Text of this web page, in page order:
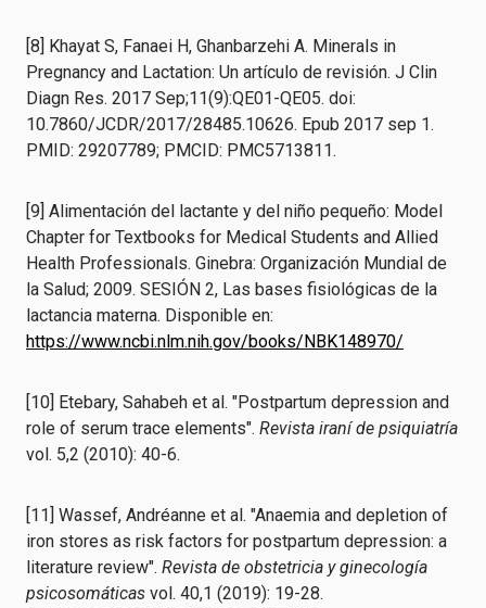
[8] Khayat S, Fanaei H, Ghanbarzehi A. Minerals in
Pregnancy and Lactation: Un artículo de revisión. J Clin
Diagn Res. 2017 Sep;11(9):QE01-QE05. doi:
10.7860/JCDR/2017/28485.10626. Epub 2017 sep 1.
PMID: 29207789; PMCID: PMC5713811.
[9] Alimentación del lactante y del niño pequeño: Model
Chapter for Textbooks for Medical Students and Allied
Health Professionals. Ginebra: Organización Mundial de
la Salud; 2009. SESIÓN 2, Las bases fisiológicas de la
lactancia materna. Disponible en:
https://www.ncbi.nlm.nih.gov/books/NBK148970/
[10] Etebary, Sahabeh et al. "Postpartum depression and
role of serum trace elements". Revista iraní de psiquiatría
vol. 5,2 (2010): 40-6.
[11] Wassef, Andréanne et al. "Anaemia and depletion of
iron stores as risk factors for postpartum depression: a
literature review". Revista de obstetricia y ginecología
psicosomáticas vol. 40,1 (2019): 19-28.